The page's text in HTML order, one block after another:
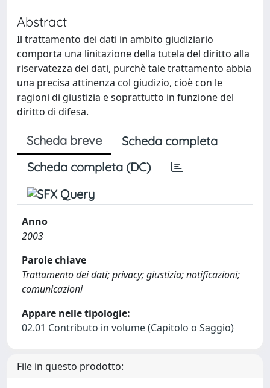
Abstract
Il trattamento dei dati in ambito giudiziario
comporta una linitazione della tutela del diritto alla
riservatezza dei dati, purchè tale trattamento abbia
una precisa attinenza col giudizio, cioè con le
ragioni di giustizia e soprattutto in funzione del
diritto di difesa.
Scheda breve
Scheda completa
Scheda completa (DC)
Anno
2003
Parole chiave
Trattamento dei dati; privacy; giustizia; notificazioni;
comunicazioni
Appare nelle tipologie:
02.01 Contributo in volume (Capitolo o Saggio)
File in questo prodotto: